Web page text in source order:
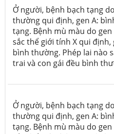
Ở người, bệnh bạch tạng
thường qui định, gen A:
tạng. Bệnh mù màu do
sắc thể giới tính X qui
bình thường. Phép lai nào
trai và con gái đều bình
Ở người, bệnh bạch tạng
thường qui định, gen A:
tạng. Bệnh mù màu do